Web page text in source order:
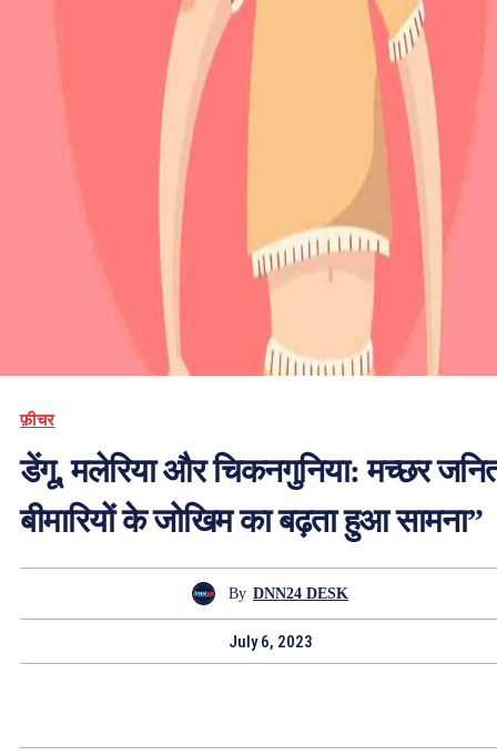
फ़ीचर
डेंगू, मलेरिया और चिकनगुनिया: मच्छर
बीमारियों के जोखिम का बढ़ता हुआ सामना”
By DNN24 DESK
July 6, 2023